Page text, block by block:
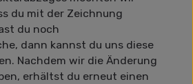
du mit der Zeichnung
du noch
dann kannst du uns diese
Nachdem wir die Änderung
erhältst du erneut einen